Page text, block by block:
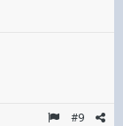
#9